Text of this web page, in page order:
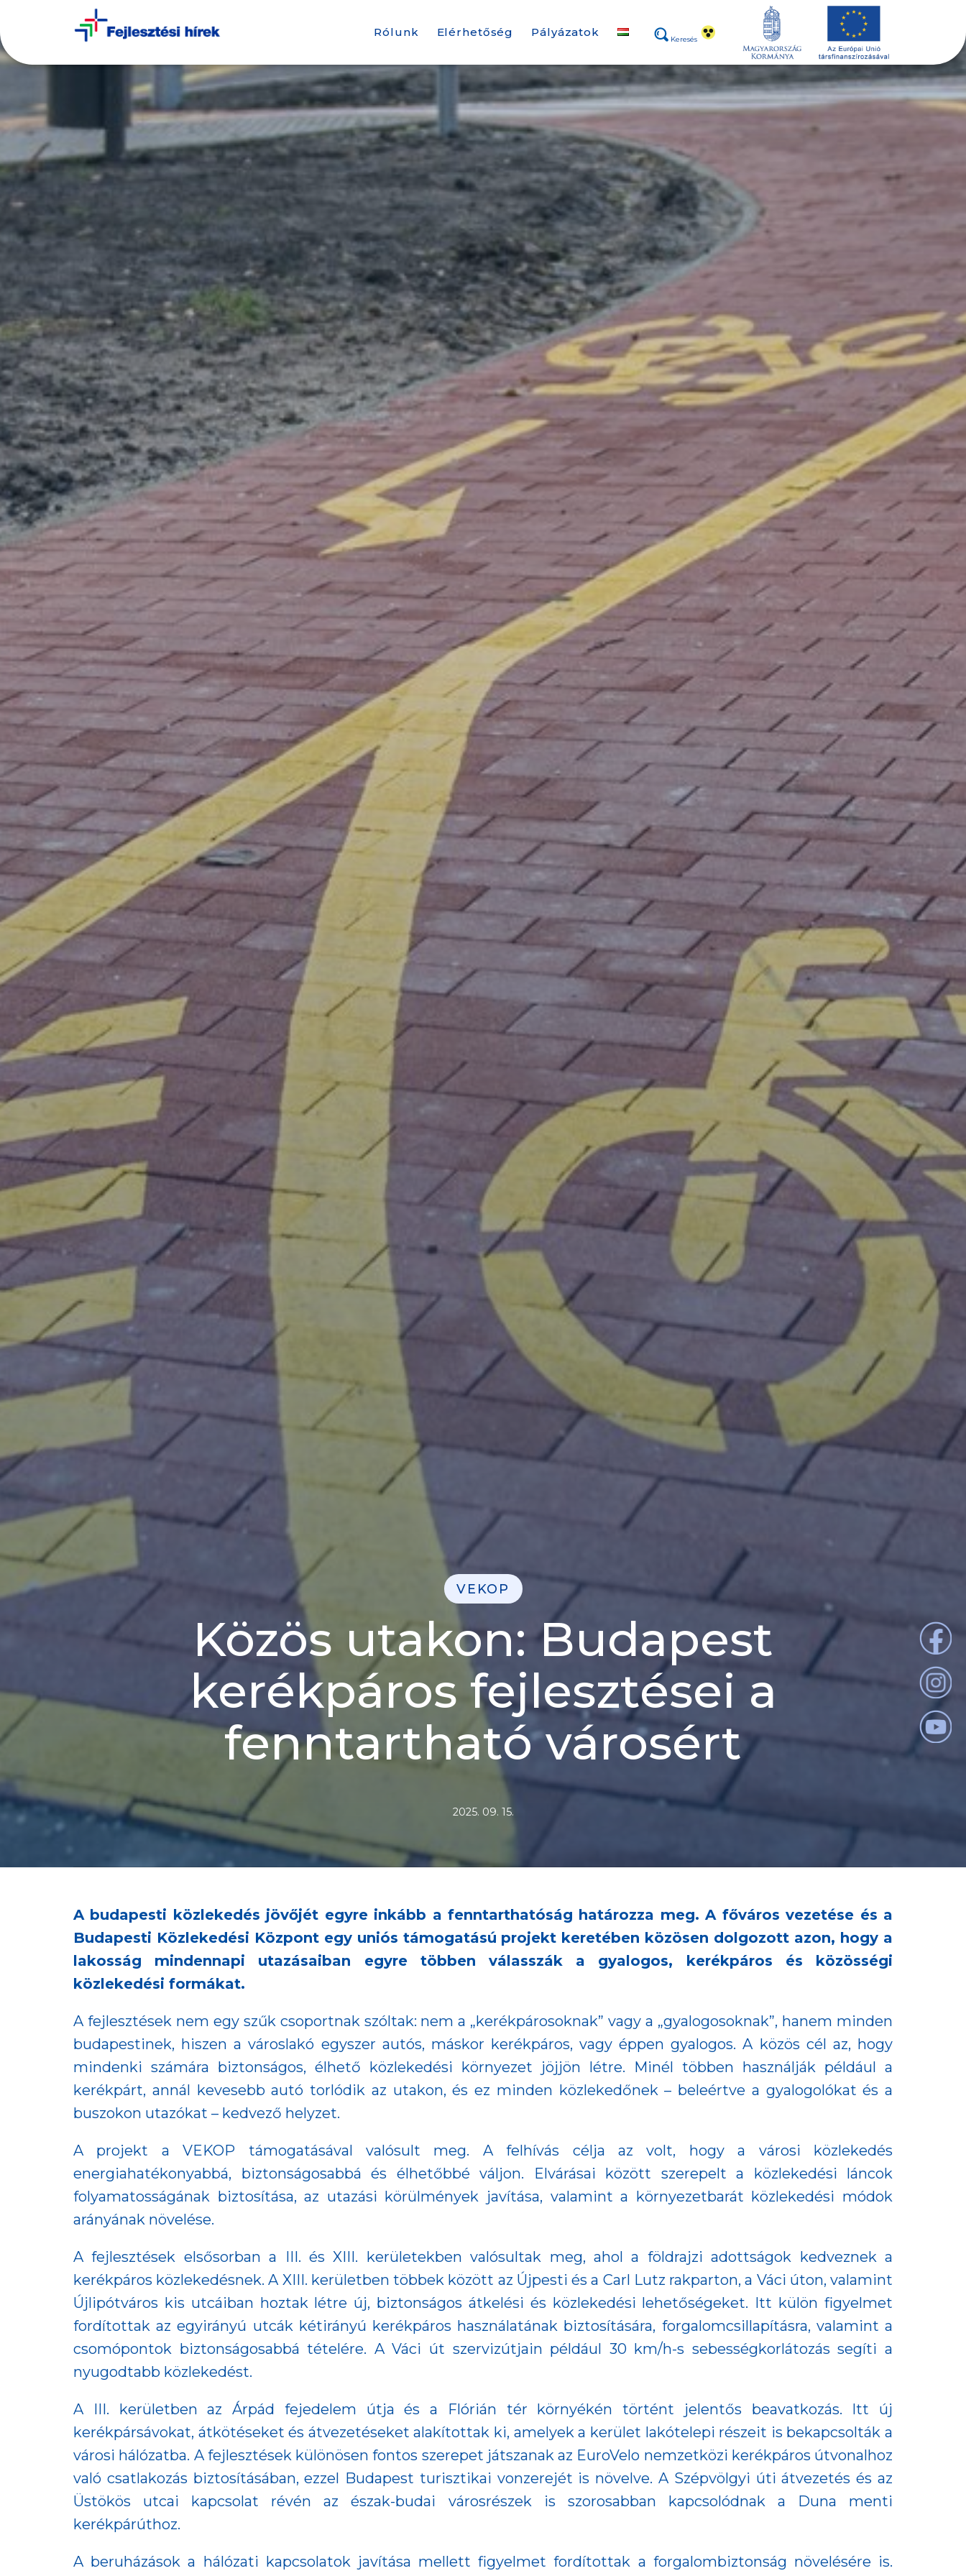
Keresés
Rólunk Elérhetőség Pályázatok
VEKOP
Közös utakon: Budapest
kerékpáros fejlesztései a
fenntartható városért
2025. 09. 15.
A budapesti közlekedés jövőjét egyre inkább a fenntarthatóság határozza meg. A főváros vezetése és a
Budapesti Közlekedési Központ egy uniós támogatású projekt keretében közösen dolgozott azon, hogy a
lakosság mindennapi utazásaiban egyre többen válasszák a gyalogos, kerékpáros és közösségi
közlekedési formákat.
A fejlesztések nem egy szűk csoportnak szóltak: nem a „kerékpárosoknak” vagy a „gyalogosoknak”, hanem minden
budapestinek, hiszen a városlakó egyszer autós, máskor kerékpáros, vagy éppen gyalogos. A közös cél az, hogy
mindenki számára biztonságos, élhető közlekedési környezet jöjjön létre. Minél többen használják például a
kerékpárt, annál kevesebb autó torlódik az utakon, és ez minden közlekedőnek – beleértve a gyalogolókat és a
buszokon utazókat – kedvező helyzet.
A projekt a VEKOP támogatásával valósult meg. A felhívás célja az volt, hogy a városi közlekedés
energiahatékonyabbá, biztonságosabbá és élhetőbbé váljon. Elvárásai között szerepelt a közlekedési láncok
folyamatosságának biztosítása, az utazási körülmények javítása, valamint a környezetbarát közlekedési módok
arányának növelése.
A fejlesztések elsősorban a III. és XIII. kerületekben valósultak meg, ahol a földrajzi adottságok kedveznek a
kerékpáros közlekedésnek. A XIII. kerületben többek között az Újpesti és a Carl Lutz rakparton, a Váci úton, valamint
Újlipótváros kis utcáiban hoztak létre új, biztonságos átkelési és közlekedési lehetőségeket. Itt külön figyelmet
fordítottak az egyirányú utcák kétirányú kerékpáros használatának biztosítására, forgalomcsillapításra, valamint a
csomópontok biztonságosabbá tételére. A Váci út szervizútjain például 30 km/h-s sebességkorlátozás segíti a
nyugodtabb közlekedést.
A III. kerületben az Árpád fejedelem útja és a Flórián tér környékén történt jelentős beavatkozás. Itt új
kerékpársávokat, átkötéseket és átvezetéseket alakítottak ki, amelyek a kerület lakótelepi részeit is bekapcsolták a
városi hálózatba. A fejlesztések különösen fontos szerepet játszanak az EuroVelo nemzetközi kerékpáros útvonalhoz
való csatlakozás biztosításában, ezzel Budapest turisztikai vonzerejét is növelve. A Szépvölgyi úti átvezetés és az
Üstökös utcai kapcsolat révén az észak-budai városrészek is szorosabban kapcsolódnak a Duna menti
kerékpárúthoz.
A beruházások a hálózati kapcsolatok javítása mellett figyelmet fordítottak a forgalombiztonság növelésére is.